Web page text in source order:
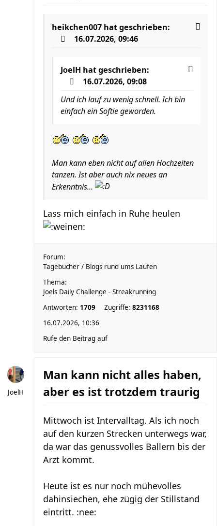
heikchen007 hat geschrieben:
16.07.2026, 09:46
JoelH hat geschrieben:
16.07.2026, 09:08
Und ich lauf zu wenig schnell. Ich bin
einfach ein Softie geworden.
Man kann eben nicht auf allen Hochzeiten
tanzen. Ist aber auch nix neues an
Erkenntnis...
Lass mich einfach in Ruhe heulen
Forum:
Tagebücher / Blogs rund ums Laufen
Thema:
Joels Daily Challenge - Streakrunning
Antworten: 1709 Zugriffe: 8231168
16.07.2026, 10:36
Rufe den Beitrag auf
JoelH
Man kann nicht alles haben,
aber es ist trotzdem traurig
Mittwoch ist Intervalltag. Als ich noch
auf den kurzen Strecken unterwegs war,
da war das genussvolles Ballern bis der
Arzt kommt.
Heute ist es nur noch mühevolles
dahinsiechen, ehe zügig der Stillstand
eintritt. :nee: